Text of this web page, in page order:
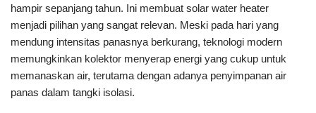
hampir sepanjang tahun. Ini membuat solar water heater
menjadi pilihan yang sangat relevan. Meski pada hari yang
mendung intensitas panasnya berkurang, teknologi modern
memungkinkan kolektor menyerap energi yang cukup untuk
memanaskan air, terutama dengan adanya penyimpanan air
panas dalam tangki isolasi.